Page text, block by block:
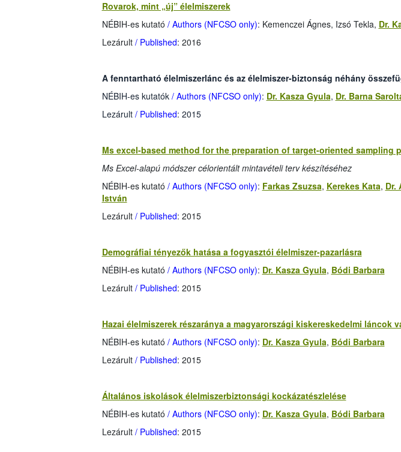
Rovarok, mint „új” élelmiszerek
NÉBIH-es kutató / Authors (NFCSO only): Kemenczei Ágnes, Izsó Tekla, Dr.
Lezárult / Published: 2016
A fenntartható élelmiszerlánc és az élelmiszer-biztonság néhány
NÉBIH-es kutatók/ Authors (NFCSO only): Dr. Kasza Gyula, Dr. Barna
Lezárult / Published: 2015
Ms excel-based method for the preparation of target-oriented sampling
Ms Excel-alapú módszer célorientált mintavételi terv készítéséhez
NÉBIH-es kutató / Authors (NFCSO only): Farkas Zsuzsa, Kerekes Kata, Dr.
István
Lezárult / Published: 2015
Demográfiai tényezők hatása a fogyasztói élelmiszer-pazarlásra
NÉBIH-es kutató / Authors (NFCSO only): Dr. Kasza Gyula, Bódi Barbara
Lezárult / Published: 2015
Hazai élelmiszerek részaránya a magyarországi kiskereskedelmi láncok
NÉBIH-es kutató / Authors (NFCSO only): Dr. Kasza Gyula, Bódi Barbara
Lezárult / Published: 2015
Általános iskolások élelmiszerbiztonsági kockázatészlelése
NÉBIH-es kutató / Authors (NFCSO only): Dr. Kasza Gyula, Bódi Barbara
Lezárult / Published: 2015